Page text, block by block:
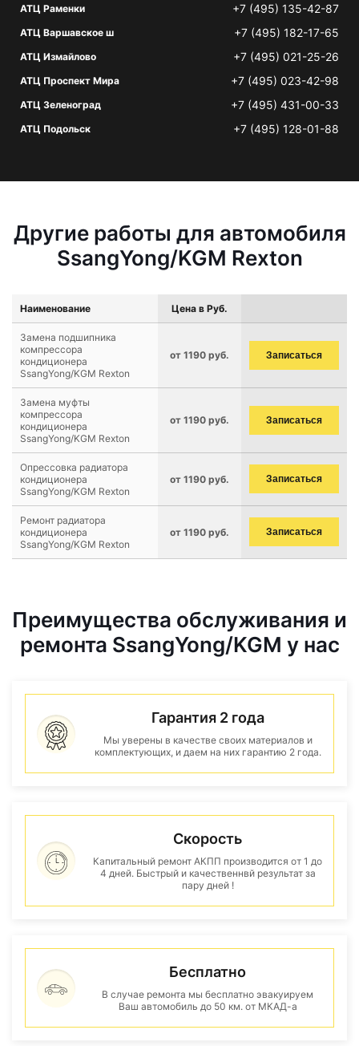
АТЦ Раменки +7 (495) 135-42-87
АТЦ Варшавское ш +7 (495) 182-17-65
АТЦ Измайлово +7 (495) 021-25-26
АТЦ Проспект Мира +7 (495) 023-42-98
АТЦ Зеленоград +7 (495) 431-00-33
АТЦ Подольск +7 (495) 128-01-88
Другие работы для автомобиля
SsangYong/KGM Rexton
Наименование Цена в Руб.
Замена подшипника
компрессора
кондиционера
SsangYong/KGM Rexton
от 1190 руб. Записаться
Замена муфты
компрессора
кондиционера
SsangYong/KGM Rexton
от 1190 руб. Записаться
Опрессовка радиатора
кондиционера
SsangYong/KGM Rexton
от 1190 руб. Записаться
Ремонт радиатора
кондиционера
SsangYong/KGM Rexton
от 1190 руб. Записаться
Преимущества обслуживания и
ремонта SsangYong/KGM у нас
Гарантия 2 года
Мы уверены в качестве своих материалов и
комплектующих, и даем на них гарантию 2 года.
Скорость
Капитальный ремонт АКПП производится от 1 до
4 дней. Быстрый и качественнвй результат за
пару дней !
Бесплатно
В случае ремонта мы бесплатно эвакуируем
Ваш автомобиль до 50 км. от МКАД-а